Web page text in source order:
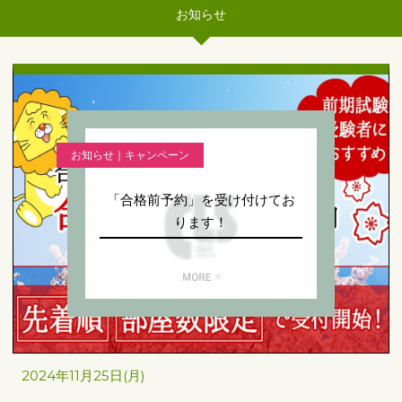
お知らせ
お知らせ｜キャンペーン
「合格前予約」を受け付けてお
ります！
2024年11月25日(月)